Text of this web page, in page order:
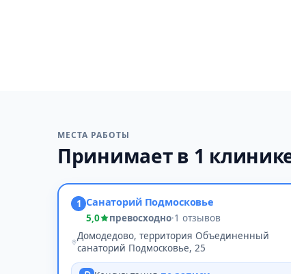
МЕСТА РАБОТЫ
Принимает в 1
1 Санаторий Подмосковье
5,0 превосходно·1 отзывов
Домодедово, территория Объединенный
санаторий Подмосковье, 25